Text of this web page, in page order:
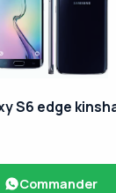
S6 edge
Commander